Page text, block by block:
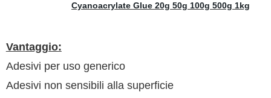
Vantaggio:
Adesivi per uso generico
Adesivi non sensibili alla superficie